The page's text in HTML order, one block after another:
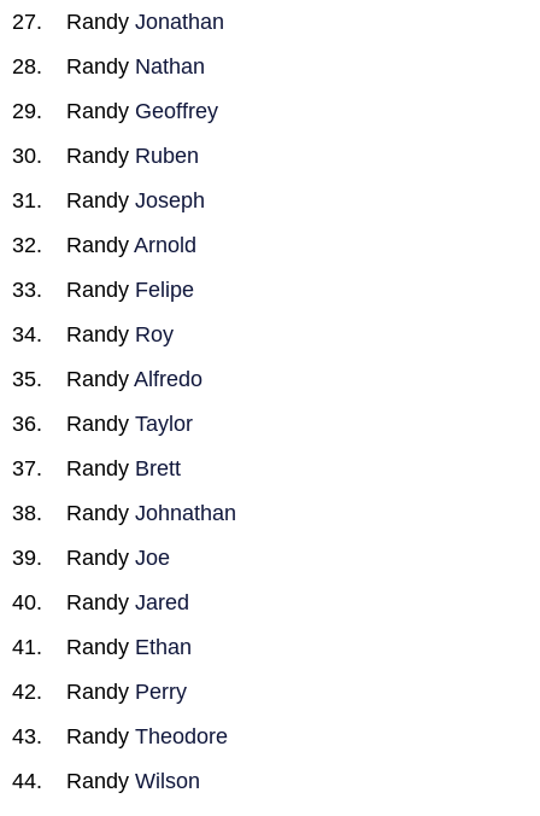
Randy Jonathan
Randy Nathan
Randy Geoffrey
Randy Ruben
Randy Joseph
Randy Arnold
Randy Felipe
Randy Roy
Randy Alfredo
Randy Taylor
Randy Brett
Randy Johnathan
Randy Joe
Randy Jared
Randy Ethan
Randy Perry
Randy Theodore
Randy Wilson